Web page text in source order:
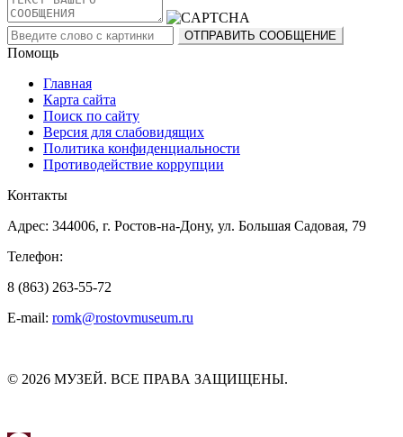
Помощь
Главная
Карта сайта
Поиск по сайту
Версия для слабовидящих
Политика конфиденциальности
Противодействие коррупции
Контакты
Адрес: 344006, г. Ростов-на-Дону, ул. Большая Садовая, 79
Телефон:
8 (863) 263-55-72
E-mail: romk@rostovmuseum.ru
© 2026 МУЗЕЙ. ВСЕ ПРАВА ЗАЩИЩЕНЫ.